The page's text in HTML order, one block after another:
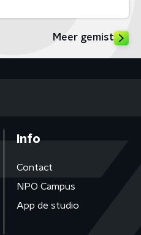
Meer gemist
Info
Contact
NPO Campus
App de studio